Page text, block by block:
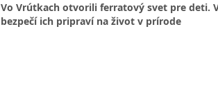
Vo Vrútkach otvorili ferratový svet pre deti.
bezpečí ich pripraví na život v prírode